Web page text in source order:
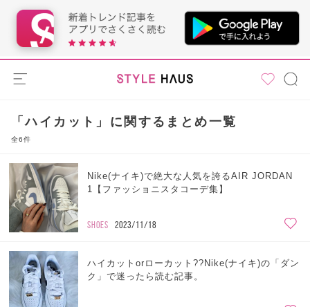
「ハイカット」に関するまとめ一覧
全6件
Nike(ナイキ)で絶大な人気を誇るAIR JORDAN
1【ファッショニスタコーデ集】
SHOES 2023/11/18
ハイカットorローカット??Nike(ナイキ)の「ダン
ク」で迷ったら読む記事。